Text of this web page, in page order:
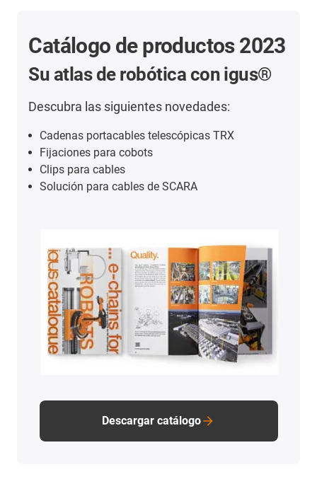
Catálogo de productos 2023
Su atlas de robótica con igus®
Descubra las siguientes novedades:
Cadenas portacables telescópicas TRX
Fijaciones para cobots
Clips para cables
Solución para cables de SCARA
Descargar catálogo